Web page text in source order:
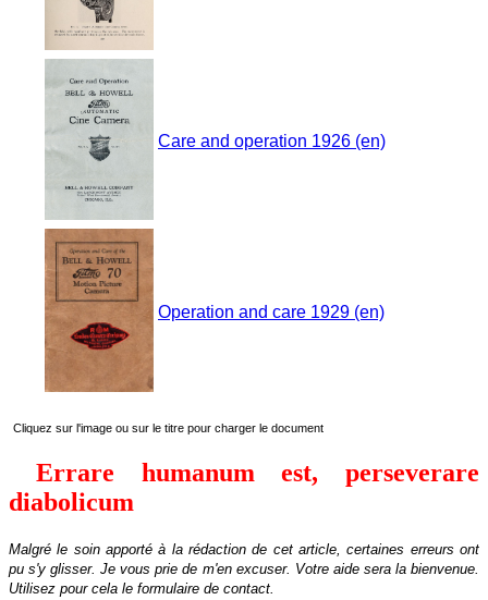
Care and operation 1926 (en)
Operation and care 1929 (en)
Cliquez sur l'image ou sur le titre pour charger le document
Errare humanum est, perseverare
diabolicum
Malgré le soin apporté à la rédaction de cet article, certaines erreurs ont
pu s'y glisser. Je vous prie de m'en excuser. Votre aide sera la bienvenue
Utilisez pour cela le formulaire de contact.